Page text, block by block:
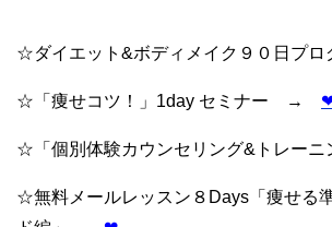
☆ダイエット&ボディメイク９０日
☆「痩せコツ！」1day セミナー →
☆「個別体験カウンセリング&トレ
☆無料メールレッスン８Days「痩せる